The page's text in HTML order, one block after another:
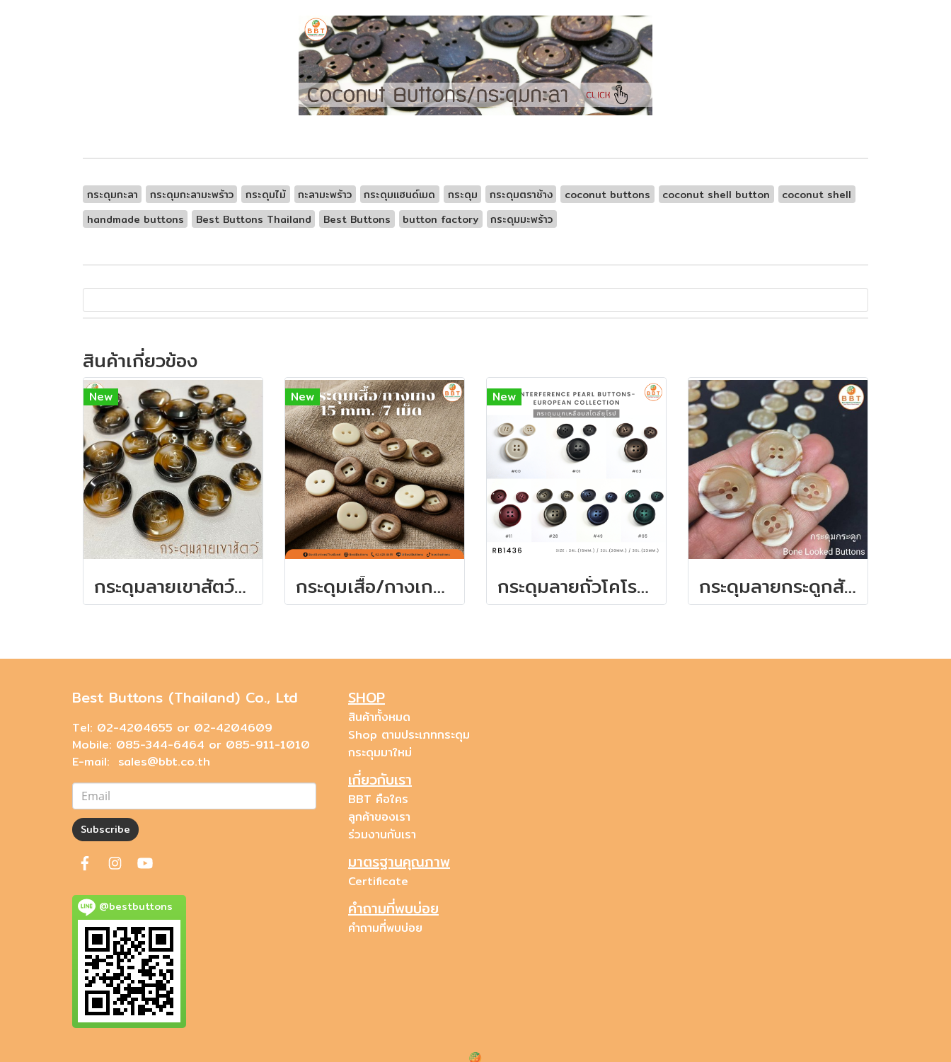
กระดุมกะลา กระดุมกะลามะพร้าว กระดุมไม้ กะลามะพร้าว กระดุมแฮนด์เมด กระดุม กระดุมตราช้าง coconut buttons coconut shell button
coconut shell
handmade buttons
Best Buttons Thailand Best Buttons button factory กระดุมมะพร้าว
สินค้าเกี่ยวข้อง
New
กระดุมลายเขาสัตว์ สีน้ำตาลมีหลายขนาด
New
กระดุมเสื้อ/กางเกง 15 มิล (7เม็ด)
New
กระดุมลายถั่วโคโรโซ่ สไตล์ยุโรป ติดสูทสวย กระดุมลายกระดูกสัตว์
Best Buttons (Thailand) Co., Ltd
Tel: 02-4204655 or 02-4204609
Mobile: 085-344-6464 or 085-911-1010
E-mail: sales@bbt.co.th
Subscribe
@bestbuttons
SHOP
สินค้าทั้งหมด
Shop ตามประเภทกระดุม
กระดุมมาใหม่
เกี่ยวกับเรา
BBT คือใคร
ลูกค้าของเรา
ร่วมงานกับเรา
มาตรฐานคุณภาพ
Certificate
คำถามที่พบบ่อย
คำถามที่พบบ่อย